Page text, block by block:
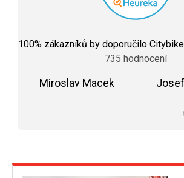
hodnocení
obchodu
je
100% zákazníků by doporučilo
735 hodnocení
Miroslav Macek